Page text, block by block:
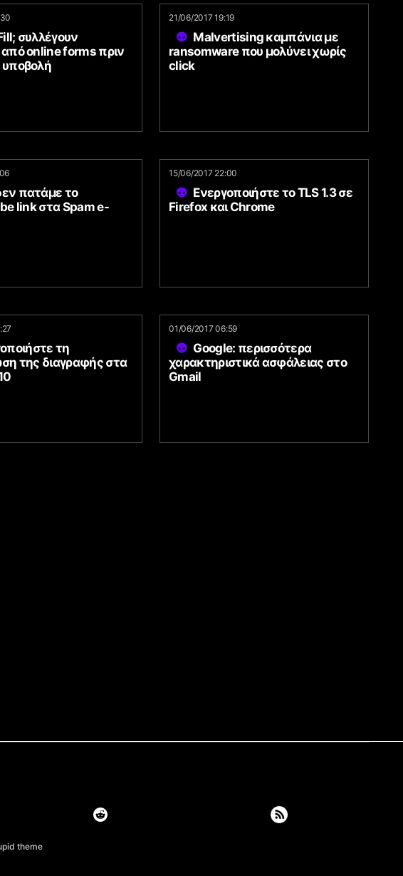
συλλέγουν
online forms πριν
21/06/2017 19:19
Malvertising καμπάνια με
ransomware που μολύνει χωρίς
click
πατάμε το
link στα Spam e-
15/06/2017 22:00
Ενεργοποιήστε το TLS 1.3 σε
Firefox και Chrome
τη
της διαγραφής στα
01/06/2017 06:59
Google: περισσότερα
χαρακτηριστικά ασφάλειας στο
Gmail
theme